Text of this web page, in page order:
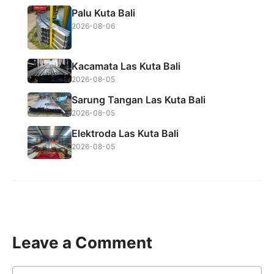
Palu Kuta Bali
2026-08-06
Kacamata Las Kuta Bali
2026-08-05
Sarung Tangan Las Kuta Bali
2026-08-05
Elektroda Las Kuta Bali
2026-08-05
Leave a Comment
Comment